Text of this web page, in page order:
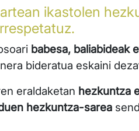
ikastolen
babesa, baliabideak
bideratua eskaini
eraldaketan hezkuntza
hezkuntza-sarea